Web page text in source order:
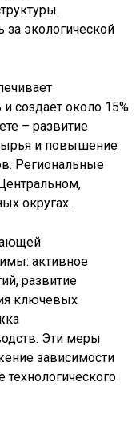
за экологической
создаёт около 15%
– развитие
и повышение
Региональные
округах.
активное
развитие
ключевых
Эти меры
зависимости